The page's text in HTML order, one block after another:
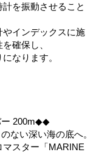
を振動させること
インデックスに施
確保し、
なります。
ー 200m◆◆
ない深い海の底へ。
マスター「MARINE